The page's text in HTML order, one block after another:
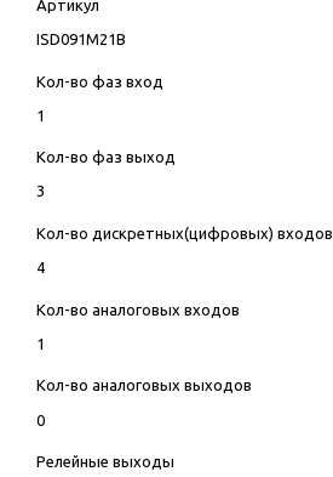
Артикул
ISD091M21B
Кол-во фаз вход
1
Кол-во фаз выход
3
Кол-во дискретных(цифровых) входов
4
Кол-во аналоговых входов
1
Кол-во аналоговых выходов
0
Релейные выходы